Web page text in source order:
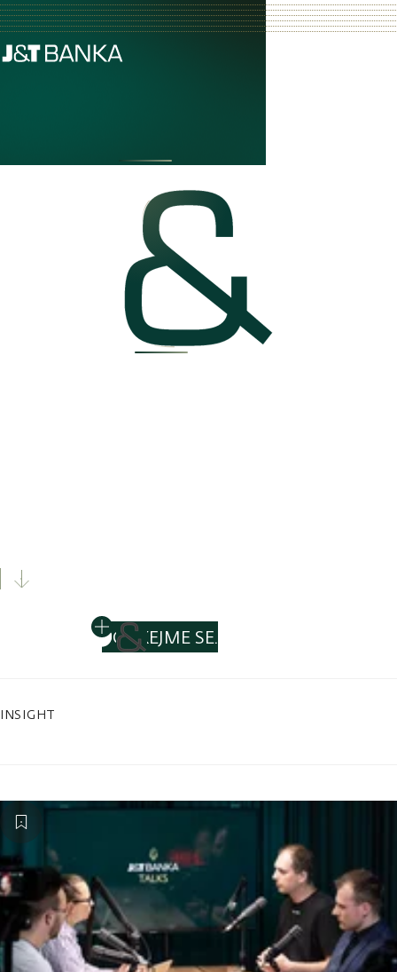
TEN, KDO SNÍ
POTKEJME SE.
INSIGHT